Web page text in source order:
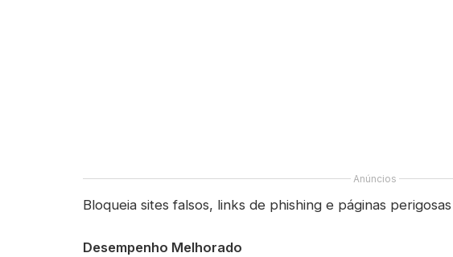
Anúncios
Bloqueia sites falsos, links de phishing e páginas
Desempenho Melhorado